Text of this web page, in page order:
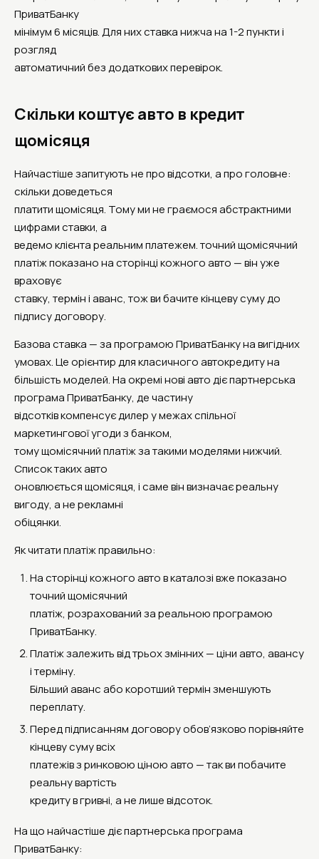
ПриватБанку
мінімум 6 місяців. Для них ставка нижча на 1-2 пункти і
розгляд
автоматичний без додаткових перевірок.
Скільки коштує авто в кредит
щомісяця
Найчастіше запитують не про відсотки, а про головне:
скільки доведеться
платити щомісяця. Тому ми не граємося абстрактними
цифрами ставки, а
ведемо клієнта реальним платежем. точний щомісячний
платіж показано на сторінці кожного авто — він уже
враховує
ставку, термін і аванс, тож ви бачите кінцеву суму до
підпису договору.
Базова ставка — за програмою ПриватБанку на вигідних
умовах. Це орієнтир для класичного автокредиту на
більшість моделей. На окремі нові авто діє партнерська
програма ПриватБанку, де частину
відсотків компенсує дилер у межах спільної
маркетингової угоди з банком,
тому щомісячний платіж за такими моделями нижчий.
Список таких авто
оновлюється щомісяця, і саме він визначає реальну
вигоду, а не рекламні
обіцянки.
Як читати платіж правильно:
На сторінці кожного авто в каталозі вже показано
точний щомісячний
платіж, розрахований за реальною програмою
ПриватБанку.
Платіж залежить від трьох змінних — ціни авто, авансу
і терміну.
Більший аванс або коротший термін зменшують
переплату.
Перед підписанням договору обов’язково порівняйте
кінцеву суму всіх
платежів з ринковою ціною авто — так ви побачите
реальну вартість
кредиту в гривні, а не лише відсоток.
На що найчастіше діє партнерська програма
ПриватБанку: